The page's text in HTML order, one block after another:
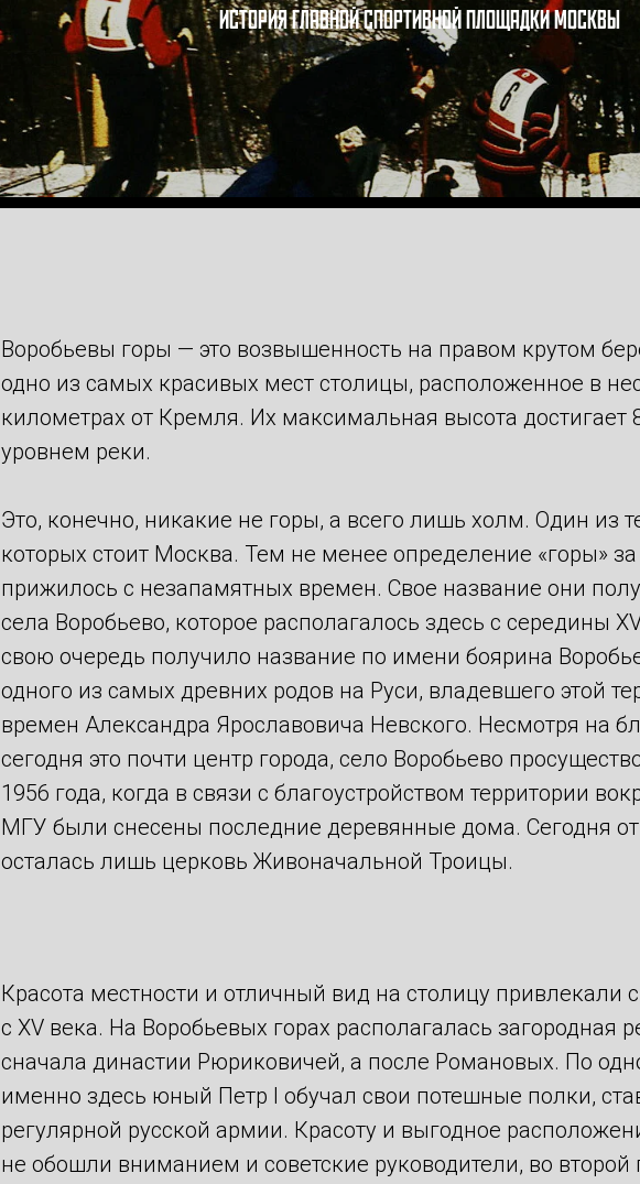
ИСТОРИЯ ГЛАВНОЙ СПОРТИВНОЙ ПЛОЩАДКИ МОСКВЫ
Воробьевы горы — это возвышенность на правом крутом
одно из самых красивых мест столицы, расположенное в
километрах от Кремля. Их максимальная высота достигает
уровнем реки.
Это, конечно, никакие не горы, а всего лишь холм. Один из
которых стоит Москва. Тем не менее определение «горы»
прижилось с незапамятных времен. Свое название они
села Воробьево, которое располагалось здесь с середины
свою очередь получило название по имени боярина
одного из самых древних родов на Руси, владевшего этой
времен Александра Ярославовича Невского. Несмотря на
сегодня это почти центр города, село Воробьево
1956 года, когда в связи с благоустройством территории
МГУ были снесены последние деревянные дома. Сегодня
осталась лишь церковь Живоначальной Троицы.
Красота местности и отличный вид на столицу привлекали
с XV века. На Воробьевых горах располагалась загородная
сначала династии Рюриковичей, а после Романовых. По
именно здесь юный Петр I обучал свои потешные полки,
регулярной русской армии. Красоту и выгодное
не обошли вниманием и советские руководители, во второй